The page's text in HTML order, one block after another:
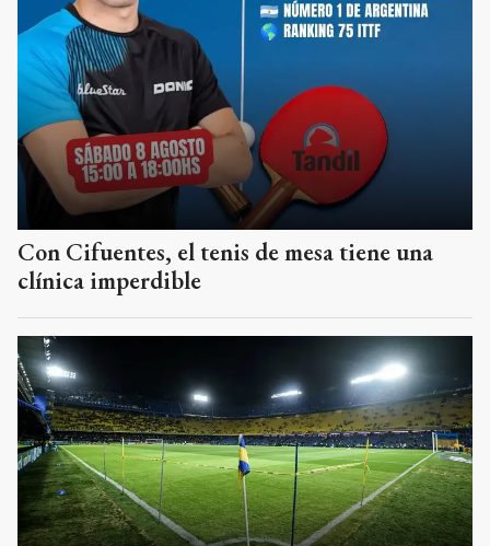
Con Cifuentes, el tenis de mesa tiene una
clínica imperdible